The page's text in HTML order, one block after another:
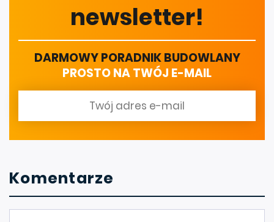
newsletter!
DARMOWY PORADNIK BUDOWLANY
PROSTO NA TWÓJ E-MAIL
Komentarze